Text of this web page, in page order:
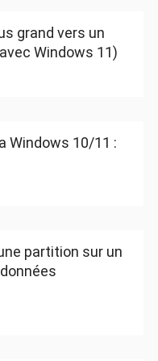
grand vers un
Windows 11)
Windows 10/11 :
partition sur un